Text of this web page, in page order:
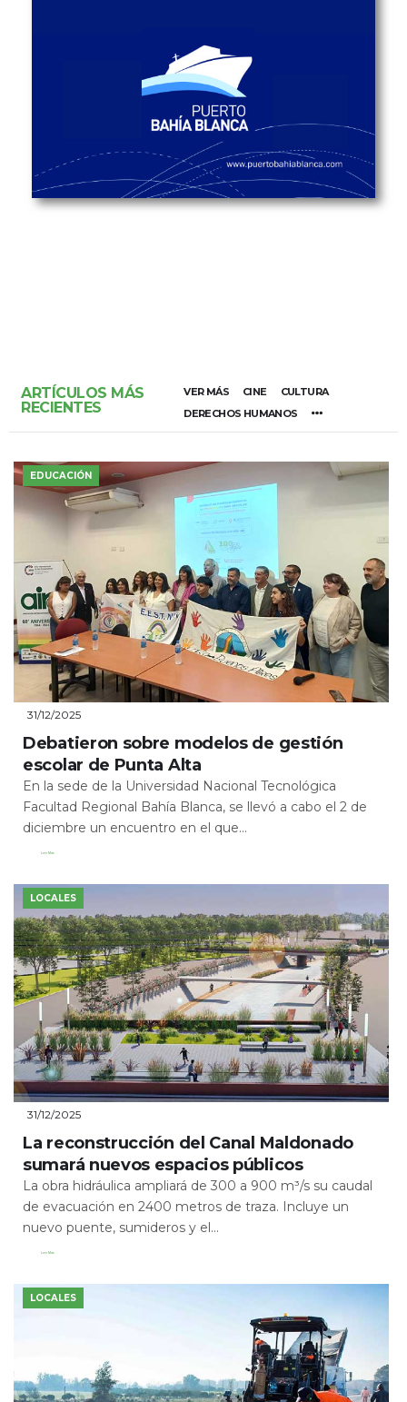
ARTÍCULOS MÁS
RECIENTES
VER MÁS CINE
CULTURA
DERECHOS HUMANOS
EDUCACIÓN
31/12/2025
Debatieron sobre modelos de gestión
escolar de Punta Alta
En la sede de la Universidad Nacional Tecnológica
Facultad Regional Bahía Blanca, se llevó a cabo el 2 de
diciembre un encuentro en el que...
Leer Más
LOCALES
31/12/2025
La reconstrucción del Canal Maldonado
sumará nuevos espacios públicos
La obra hidráulica ampliará de 300 a 900 m³/s su caudal
de evacuación en 2400 metros de traza. Incluye un
nuevo puente, sumideros y el...
Leer Más
LOCALES